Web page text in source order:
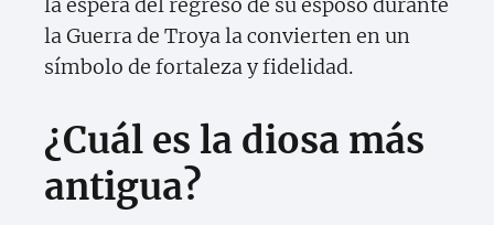
la Guerra de Troya la convierten en un
símbolo de fortaleza y fidelidad.
¿Cuál es la diosa más
antigua?